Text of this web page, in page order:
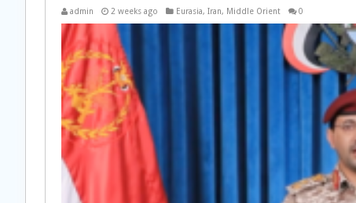
admin 2 weeks ago Eurasia, Iran, Middle Orient 0